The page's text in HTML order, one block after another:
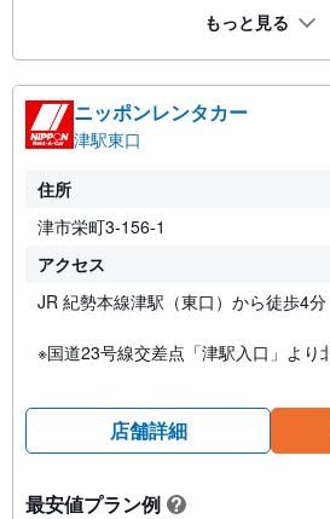
もっと見る
ニッポンレンタカー
津駅東口
住所
津市栄町3-156-1
アクセス
JR 紀勢本線津駅（東口）から徒歩4分
※国道23号線交差点「津駅入口」より
店舗詳細
最安値プラン例 ?